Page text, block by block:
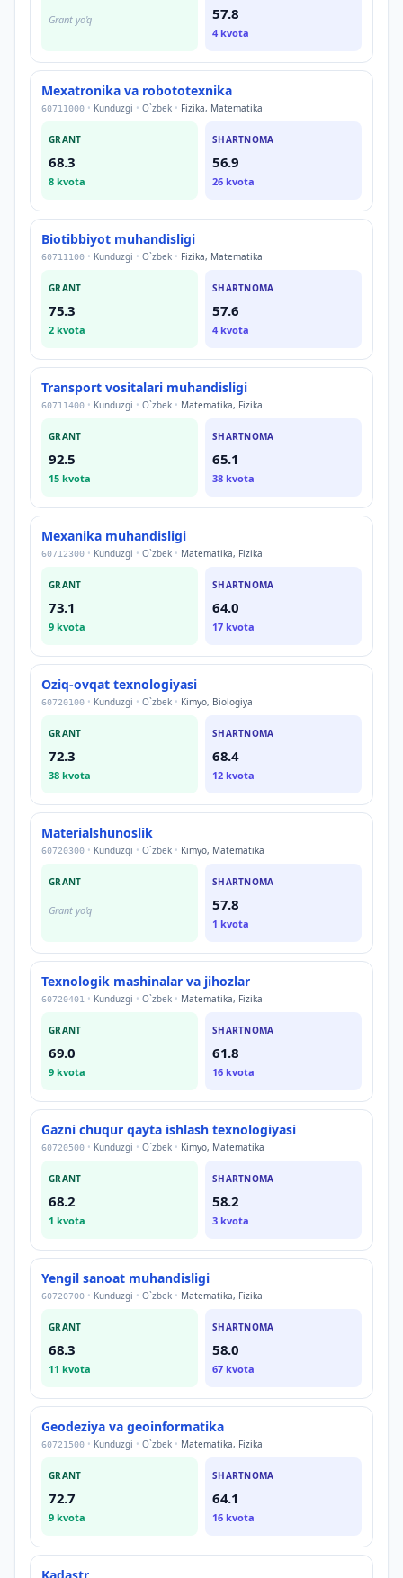
Grant yo'q 57.8
4 kvota
Mexatronika va robototexnika
60711000 • Kunduzgi • O`zbek • Fizika, Matematika
GRANT
68.3
8 kvota
SHARTNOMA
56.9
26 kvota
Biotibbiyot muhandisligi
60711100 • Kunduzgi • O`zbek • Fizika, Matematika
GRANT
75.3
2 kvota
SHARTNOMA
57.6
4 kvota
Transport vositalari muhandisligi
60711400 • Kunduzgi • O`zbek • Matematika, Fizika
GRANT
92.5
15 kvota
SHARTNOMA
65.1
38 kvota
Mexanika muhandisligi
60712300 • Kunduzgi • O`zbek • Matematika, Fizika
GRANT
73.1
9 kvota
SHARTNOMA
64.0
17 kvota
Oziq-ovqat texnologiyasi
60720100 • Kunduzgi • O`zbek • Kimyo, Biologiya
GRANT
72.3
38 kvota
SHARTNOMA
68.4
12 kvota
Materialshunoslik
60720300 • Kunduzgi • O`zbek • Kimyo, Matematika
GRANT
Grant yo'q
SHARTNOMA
57.8
1 kvota
Texnologik mashinalar va jihozlar
60720401 • Kunduzgi • O`zbek • Matematika, Fizika
GRANT
69.0
9 kvota
SHARTNOMA
61.8
16 kvota
Gazni chuqur qayta ishlash texnologiyasi
60720500 • Kunduzgi • O`zbek • Kimyo, Matematika
GRANT
68.2
1 kvota
SHARTNOMA
58.2
3 kvota
Yengil sanoat muhandisligi
60720700 • Kunduzgi • O`zbek • Matematika, Fizika
GRANT
68.3
11 kvota
SHARTNOMA
58.0
67 kvota
Geodeziya va geoinformatika
60721500 • Kunduzgi • O`zbek • Matematika, Fizika
GRANT
72.7
9 kvota
SHARTNOMA
64.1
16 kvota